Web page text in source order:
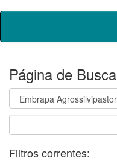
Skip
Página de Busca
Filtros correntes: